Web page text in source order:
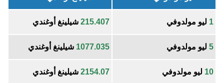
1 ليو مولدوفي 215.407 شيلينغ أوغندي
5 ليو مولدوفي 1077.035 شيلينغ أوغندي
10 ليو مولدوفي 2154.07 شيلينغ أوغندي